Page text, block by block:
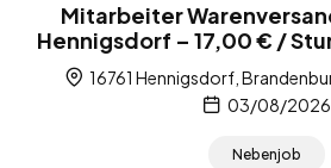
Mitarbeiter
Hennigsdorf – 17,00 € /
16761 Hennigsdorf,
03/08/2026
Nebenjob